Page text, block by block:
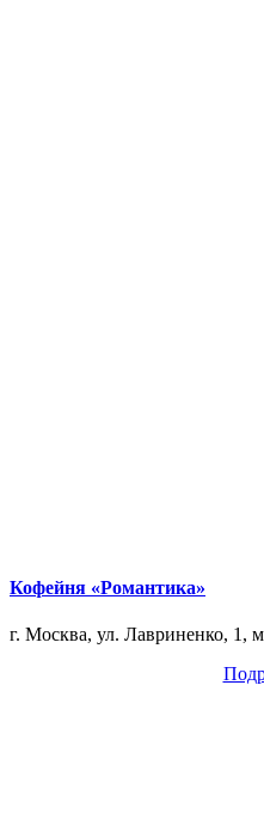
Кофейня «Романтика»
г. Москва, ул. Лавриненко, 1,